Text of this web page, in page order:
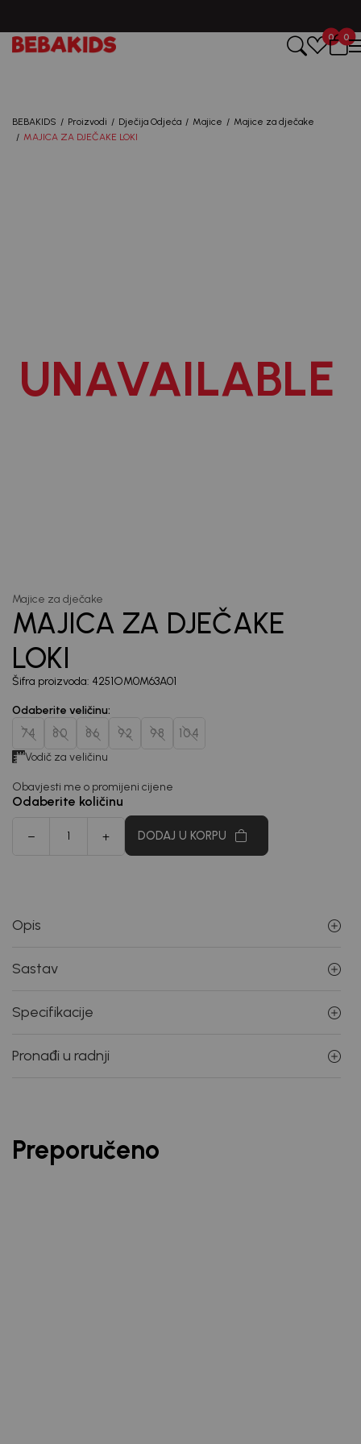
0 0
BEBAKIDS Proizvodi Dječija Odjeća Majice
Majice za dječake
MAJICA ZA DJEČAKE LOKI
UNAVAILABLE
Majice za dječake
MAJICA ZA DJEČAKE
LOKI
Šifra proizvoda: 4251OM0M63A01
Odaberite veličinu:
74 80 86 92 98 104
Vodič za veličinu
Obavjesti me o promijeni cijene
Odaberite količinu
DODAJ U KORPU
Opis
Sastav
Specifikacije
Pronađi u radnji
Preporučeno
uz prvu kupovinu